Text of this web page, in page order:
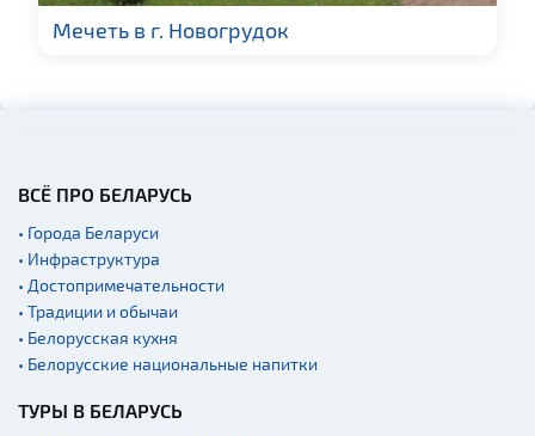
Мечеть в г. Новогрудок
ВСЁ ПРО БЕЛАРУСЬ
• Города Беларуси
• Инфраструктура
• Достопримечательности
• Традиции и обычаи
• Белорусская кухня
• Белорусские национальные напитки
ТУРЫ В БЕЛАРУСЬ